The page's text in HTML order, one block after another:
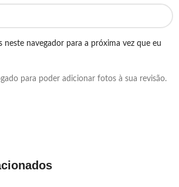
neste navegador para a próxima vez que eu
para poder adicionar fotos à sua revisão.